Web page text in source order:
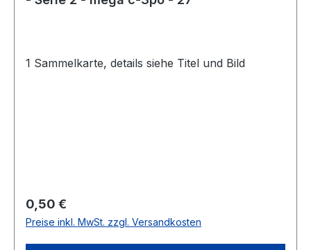
1 Sammelkarte, details siehe Titel und Bild
Regulärer Preis:
0,50 €
Preise inkl. MwSt. zzgl. Versandkosten